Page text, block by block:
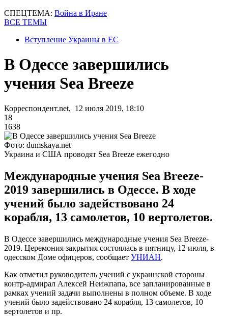
СПЕЦТЕМА: Война в Иране
ВСЕ ТЕМЫ
Вступление Украины в ЕС
В Одессе завершились
учения Sea Breeze
Корреспондент.net, 12 июля 2019, 18:10
18
1638
Фото: dumskaya.net
Украина и США проводят Sea Breeze ежегодно
Международные учения Sea Breeze-
2019 завершились в Одессе. В ходе
учений было задействовано 24
корабля, 13 самолетов, 10 вертолетов.
В Одессе завершились международные учения Sea Breeze-
2019. Церемония закрытия состоялась в пятницу, 12 июля, в
одесском Доме офицеров, сообщает УНИАН.
Как отметил руководитель учений с украинской стороны
контр-адмирал Алексей Неижпапа, все запланированные в
рамках учений задачи выполнены в полном объеме. В ходе
учений было задействовано 24 корабля, 13 самолетов, 10
вертолетов и пр.